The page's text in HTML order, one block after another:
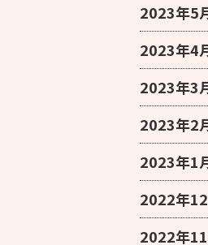
2023年5
2023年4
2023年3
2023年2
2023年1
2022年
2022年